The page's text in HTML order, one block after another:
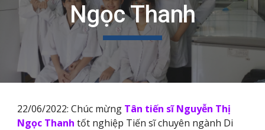
Ngọc Thanh
22/06/2022: Chúc mừng Tân tiến sĩ Nguyễn Thị
Ngọc Thanh tốt nghiệp Tiến sĩ chuyên ngành Di